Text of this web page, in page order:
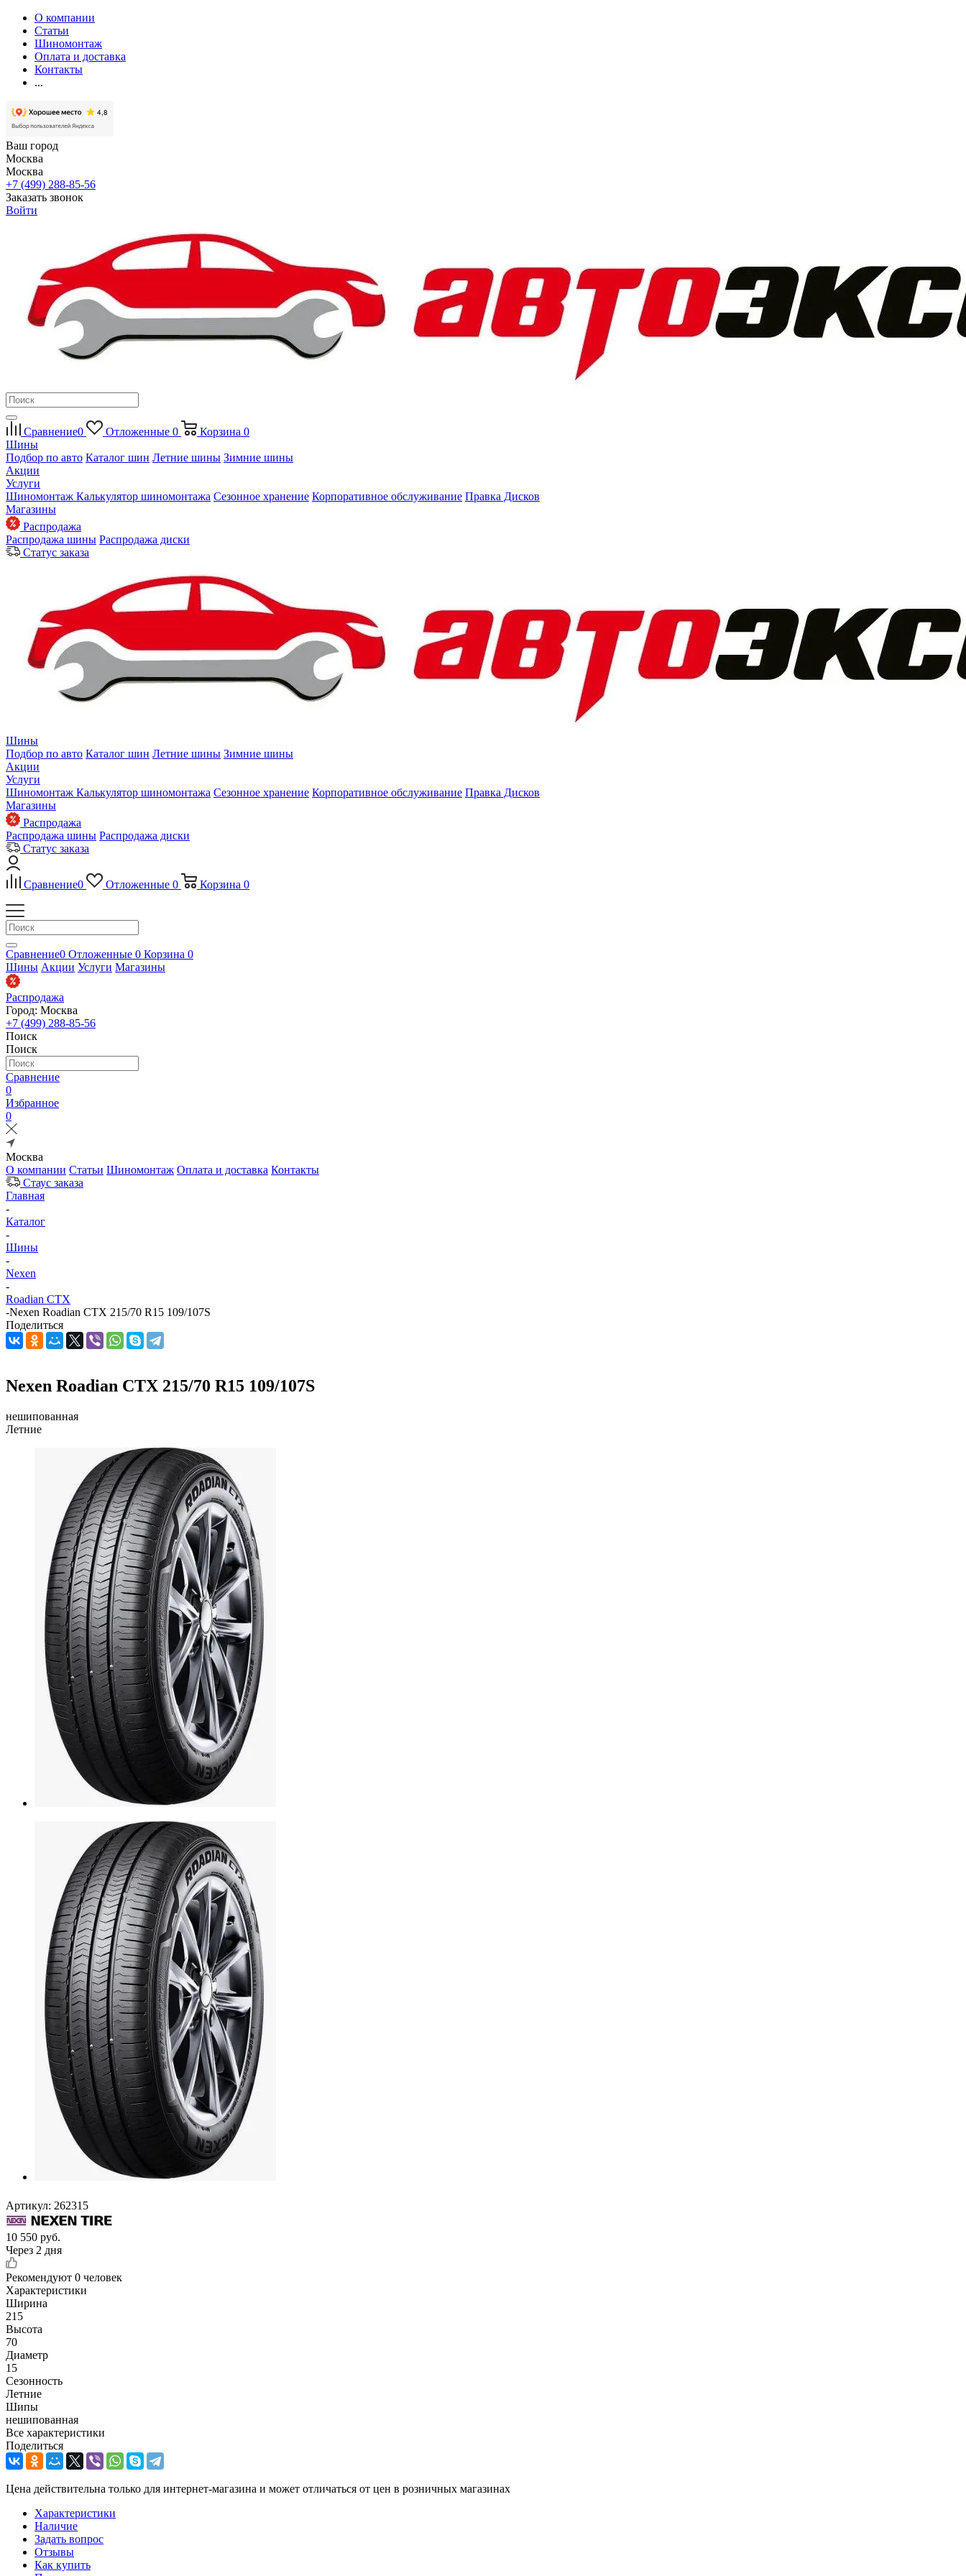
О компании
Статьи
Шиномонтаж
Оплата и доставка
Контакты
...
Ваш город
Москва
Москва
+7 (499) 288-85-56
Заказать звонок
Войти
Сравнение0 Отложенные 0 Корзина 0
Шины
Подбор по авто Каталог шин Летние шины Зимние шины
Акции
Услуги
Шиномонтаж Калькулятор шиномонтажа Сезонное хранение Корпоративное обслуживание Правка Дисков
Магазины
Распродажа
Распродажа шины Распродажа диски
Статус заказа
Шины
Подбор по авто Каталог шин Летние шины Зимние шины
Акции
Услуги
Шиномонтаж Калькулятор шиномонтажа Сезонное хранение Корпоративное обслуживание Правка Дисков
Магазины
Распродажа
Распродажа шины Распродажа диски
Статус заказа
Сравнение0 Отложенные 0 Корзина 0
Сравнение0 Отложенные 0 Корзина 0
Шины Акции Услуги Магазины
Распродажа
Город: Москва
+7 (499) 288-85-56
Поиск
Поиск
Сравнение
0
Избранное
0
Москва
О компании Статьи Шиномонтаж Оплата и доставка Контакты
Стаус заказа
Главная
-
Каталог
-
Шины
-
Nexen
-
Roadian CTX
-Nexen Roadian CTX 215/70 R15 109/107S
Поделиться
Nexen Roadian CTX 215/70 R15 109/107S
нешипованная
Летние
Артикул: 262315
10 550 руб.
Через 2 дня
Рекомендуют 0 человек
Характеристики
Ширина
215
Высота
70
Диаметр
15
Сезонность
Летние
Шипы
нешипованная
Все характеристики
Поделиться
Цена действительна только для интернет-магазина и может отличаться от цен в розничных магазинах
Характеристики
Наличие
Задать вопрос
Отзывы
Как купить